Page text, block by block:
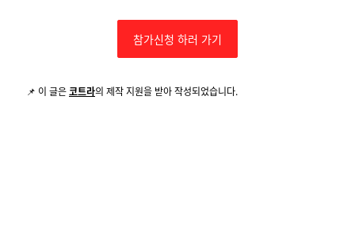
참가신청 하러 가기
📌 이 글은코트라의 제작 지원을 받아 작성되었습니다.